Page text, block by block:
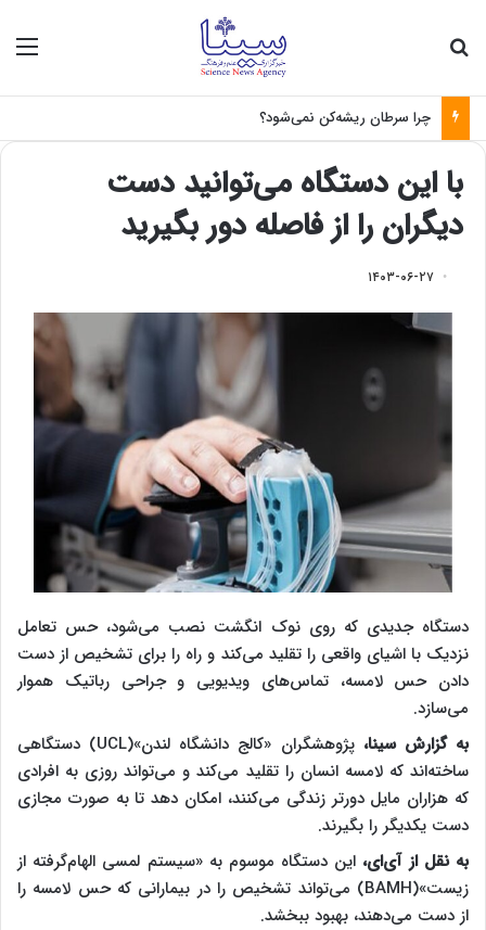
چرا سرطان ریشه‌کن نمی‌شود؟
با این دستگاه می‌توانید دست
دیگران را از فاصله دور بگیرید
۱۴۰۳-۰۶-۲۷
دستگاه جدیدی که روی نوک انگشت نصب می‌شود، حس تعامل
نزدیک با اشیای واقعی را تقلید می‌کند و راه را برای تشخیص از دست
دادن حس لامسه، تماس‌های ویدیویی و جراحی رباتیک هموار
می‌سازد.
به گزارش سینا،
پژوهشگران «کالج دانشگاه لندن»(UCL) دستگاهی
ساخته‌اند که لامسه انسان را تقلید می‌کند و می‌تواند روزی به افرادی
که هزاران مایل دورتر زندگی می‌کنند، امکان دهد تا به صورت مجازی
دست یکدیگر را بگیرند.
به نقل از آی‌ای، این دستگاه موسوم به «سیستم لمسی الهام‌گرفته از
زیست»(BAMH) می‌تواند تشخیص را در بیمارانی که حس لامسه را
از دست می‌دهند، بهبود ببخشد.